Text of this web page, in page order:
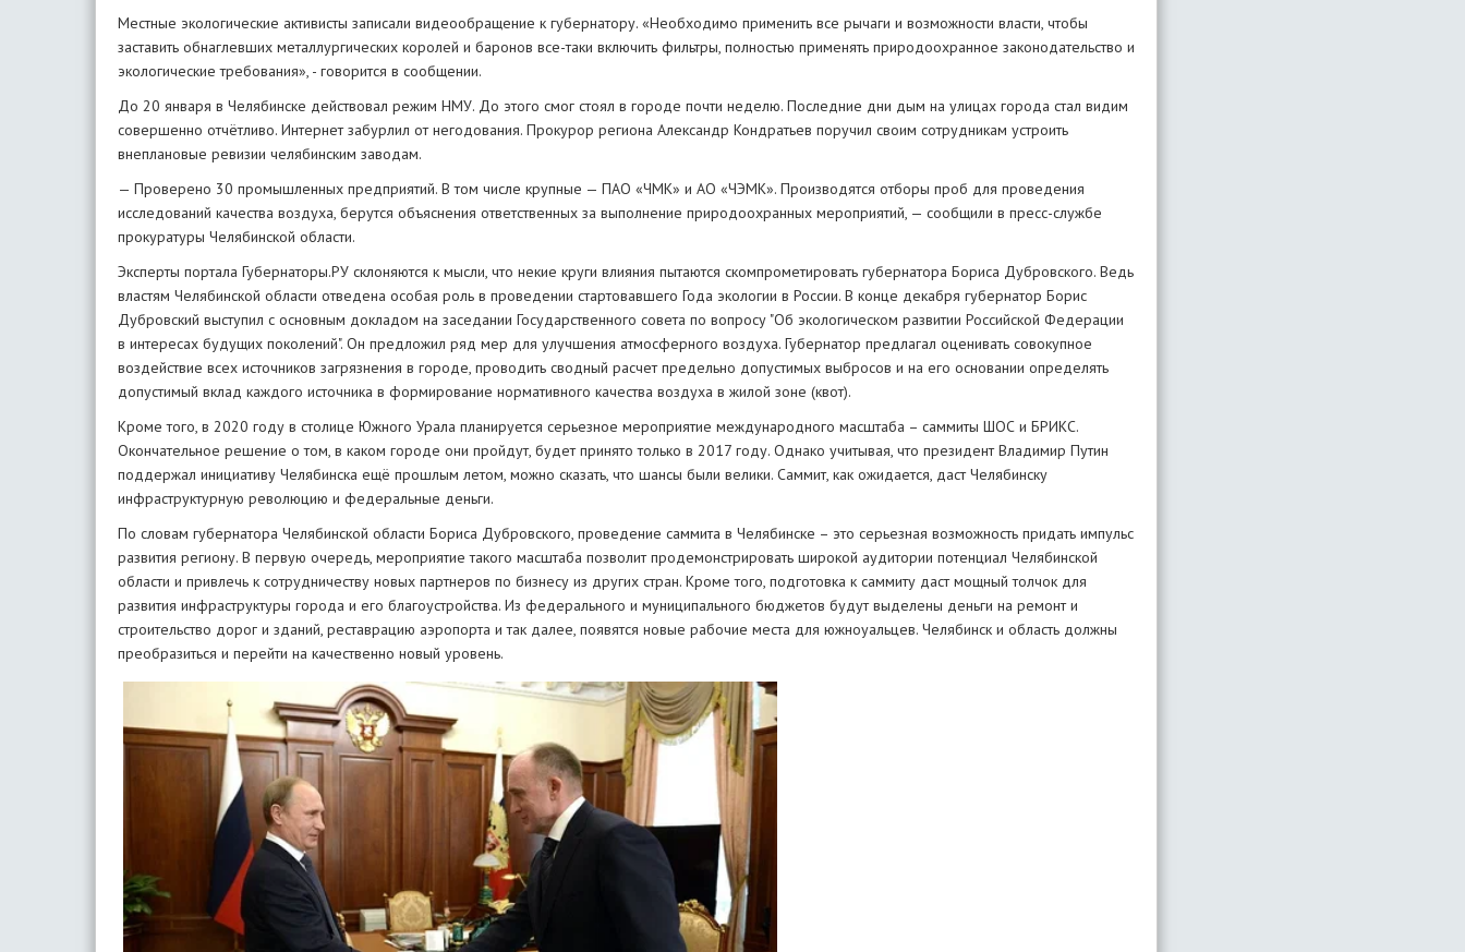
Местные экологические активисты записали видеообращение к губернатору. «Необходимо применить все рычаги и возможности власти, чтобы
заставить обнаглевших металлургических королей и баронов все-таки включить фильтры, полностью применять природоохранное законодательство и
экологические требования», - говорится в сообщении.
До 20 января в Челябинске действовал режим НМУ. До этого смог стоял в городе почти неделю. Последние дни дым на улицах города стал видим
совершенно отчётливо. Интернет забурлил от негодования. Прокурор региона Александр Кондратьев поручил своим сотрудникам устроить
внеплановые ревизии челябинским заводам.
— Проверено 30 промышленных предприятий. В том числе крупные — ПАО «ЧМК» и АО «ЧЭМК». Производятся отборы проб для проведения
исследований качества воздуха, берутся объяснения ответственных за выполнение природоохранных мероприятий, — сообщили в пресс-службе
прокуратуры Челябинской области.
Эксперты портала Губернаторы.РУ склоняются к мысли, что некие круги влияния пытаются скомпрометировать губернатора Бориса Дубровского. Ведь
властям Челябинской области отведена особая роль в проведении стартовавшего Года экологии в России. В конце декабря губернатор Борис
Дубровский выступил с основным докладом на заседании Государственного совета по вопросу "Об экологическом развитии Российской Федерации
в интересах будущих поколений". Он предложил ряд мер для улучшения атмосферного воздуха. Губернатор предлагал оценивать совокупное
воздействие всех источников загрязнения в городе, проводить сводный расчет предельно допустимых выбросов и на его основании определять
допустимый вклад каждого источника в формирование нормативного качества воздуха в жилой зоне (квот).
Кроме того, в 2020 году в столице Южного Урала планируется серьезное мероприятие международного масштаба – саммиты ШОС и БРИКС.
Окончательное решение о том, в каком городе они пройдут, будет принято только в 2017 году. Однако учитывая, что президент Владимир Путин
поддержал инициативу Челябинска ещё прошлым летом, можно сказать, что шансы были велики. Саммит, как ожидается, даст Челябинску
инфраструктурную революцию и федеральные деньги.
По словам губернатора Челябинской области Бориса Дубровского, проведение саммита в Челябинске – это серьезная возможность придать импульс
развития региону. В первую очередь, мероприятие такого масштаба позволит продемонстрировать широкой аудитории потенциал Челябинской
области и привлечь к сотрудничеству новых партнеров по бизнесу из других стран. Кроме того, подготовка к саммиту даст мощный толчок для
развития инфраструктуры города и его благоустройства. Из федерального и муниципального бюджетов будут выделены деньги на ремонт и
строительство дорог и зданий, реставрацию аэропорта и так далее, появятся новые рабочие места для южноуальцев. Челябинск и область должны
преобразиться и перейти на качественно новый уровень.